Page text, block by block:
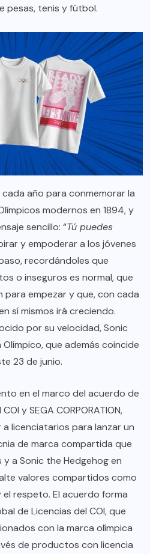
pesas, tenis y fútbol.
cada año para conmemorar la
modernos en 1894, y
sencillo: “Tú puedes
y empoderar a los jóvenes
recordándoles que
o inseguros es normal, que
para empezar y que, con cada
sí mismos irá creciendo.
por su velocidad, Sonic
que además coincide
23 de junio.
en el marco del acuerdo de
y SEGA CORPORATION,
licenciatarios para lanzar un
de marca compartida que
a Sonic the Hedgehog en
valores compartidos como
respeto. El acuerdo forma
de Licencias del COI, que
con la marca olímpica
de productos con licencia